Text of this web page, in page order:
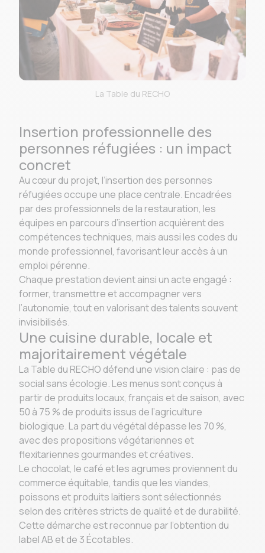
La Table du RECHO
Insertion professionnelle des
personnes réfugiées : un impact
concret
Au cœur du projet, l’insertion des personnes
réfugiées occupe une place centrale. Encadrées
par des professionnels de la restauration, les
équipes en parcours d’insertion acquièrent des
compétences techniques, mais aussi les codes du
monde professionnel, favorisant leur accès à un
emploi pérenne.
Chaque prestation devient ainsi un acte engagé :
former, transmettre et accompagner vers
l’autonomie, tout en valorisant des talents souvent
invisibilisés.
Une cuisine durable, locale et
majoritairement végétale
La Table du RECHO défend une vision claire : pas de
social sans écologie. Les menus sont conçus à
partir de produits locaux, français et de saison, avec
50 à 75 % de produits issus de l’agriculture
biologique. La part du végétal dépasse les 70 %,
avec des propositions végétariennes et
flexitariennes gourmandes et créatives.
Le chocolat, le café et les agrumes proviennent du
commerce équitable, tandis que les viandes,
poissons et produits laitiers sont sélectionnés
selon des critères stricts de qualité et de durabilité.
Cette démarche est reconnue par l’obtention du
label AB et de 3 Écotables.